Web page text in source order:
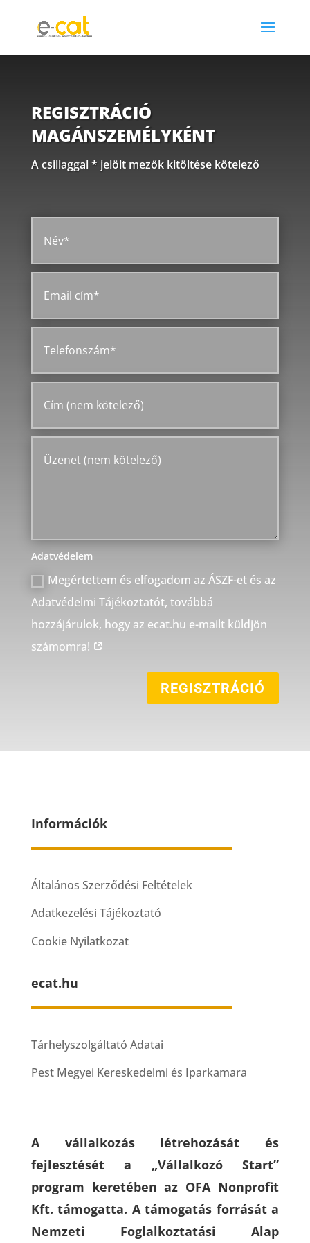
REGISZTRÁCIÓ
MAGÁNSZEMÉLYKÉNT
A csillaggal * jelölt mezők kitöltése kötelező
Adatvédelem
Megértettem és elfogadom az ÁSZF-et és az
Adatvédelmi Tájékoztatót, továbbá
hozzájárulok, hogy az ecat.hu e-mailt küldjön
számomra!
REGISZTRÁCIÓ
Információk
Általános Szerződési Feltételek
Adatkezelési Tájékoztató
Cookie Nyilatkozat
ecat.hu
Tárhelyszolgáltató Adatai
Pest Megyei Kereskedelmi és Iparkamara
A vállalkozás létrehozását és
fejlesztését a „Vállalkozó Start”
program keretében az OFA Nonprofit
Kft. támogatta. A támogatás forrását a
Nemzeti Foglalkoztatási Alap